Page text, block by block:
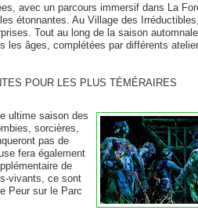
avec un parcours immersif dans La
étonnantes. Au Village des
Tout au long de la saison
les âges, complétées par différents
POUR LES PLUS TÉMÉRAIRES
ultime saison des
sorcières,
pas de
fera également
de
vivants, ce sont
Peur sur le Parc